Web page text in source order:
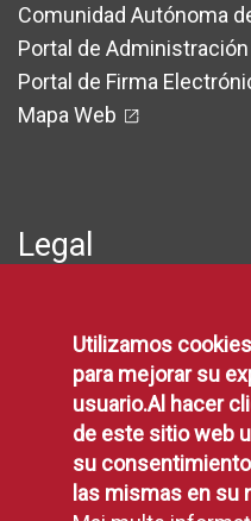
Comunidad Autónoma
Portal de
Portal de Firma
Mapa Web
Legal
Política de Privacidad
Aviso Legal
Disponibilidad
Declaración de
Política de Cookies
Utilizamos
para mejorar su
usuario.Al hacer
de este sitio web
su
las mismas en su